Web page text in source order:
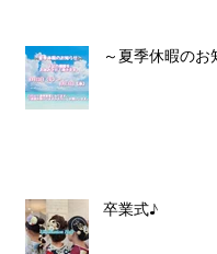
～夏季休暇のお
卒業式♪